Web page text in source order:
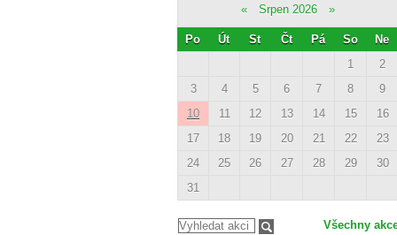
« Srpen 2026 »
Po Út St Čt Pá So
Ne
1
2
3
4 5 6 7 8
9
10
11 12 13 14 15
16
17
18 19 20 21 22
23
24
25 26 27 28 29
30
31
Všechny